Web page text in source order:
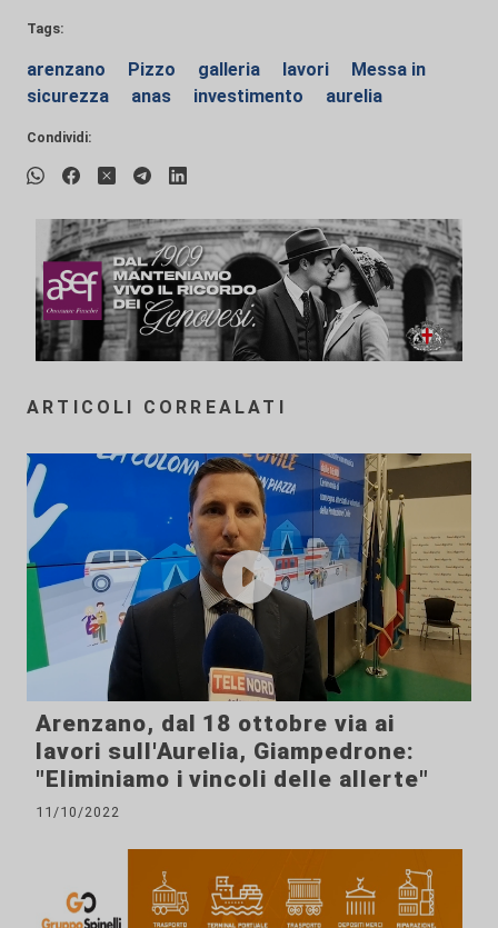
Tags:
arenzano Pizzo galleria lavori
Messa in
sicurezza
anas investimento aurelia
Condividi:
ARTICOLI CORREALATI
Arenzano, dal 18 ottobre via ai
lavori sull'Aurelia, Giampedrone:
"Eliminiamo i vincoli delle allerte"
11/10/2022